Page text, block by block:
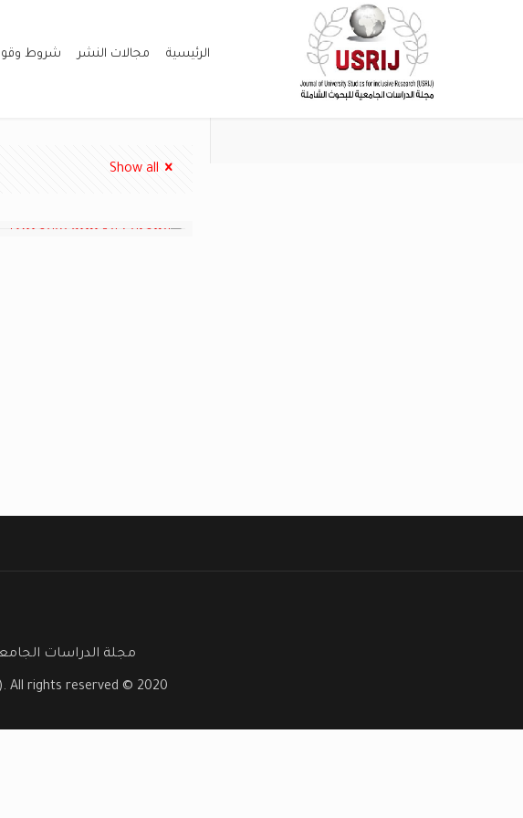
الرئيسية مجالات النشر شروط
Show all
مجلة الدراسات
All rights reserved © 2020